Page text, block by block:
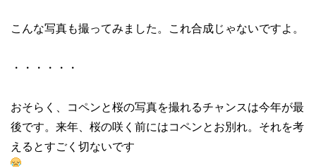
こんな写真も撮ってみました。これ合成じゃないですよ。
・・・・・・
おそらく、コペンと桜の写真を撮れるチャンスは今年が最
後です。来年、桜の咲く前にはコペンとお別れ。それを考
えるとすごく切ないです